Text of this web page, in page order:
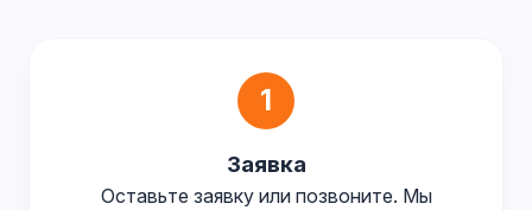
1
Заявка
Оставьте заявку или позвоните. Мы